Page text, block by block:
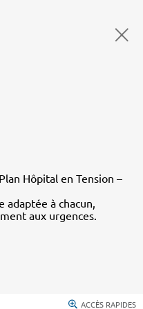
Hôpital en Tension –
adaptée à chacun,
aux urgences.
ACCÈS RAPIDES